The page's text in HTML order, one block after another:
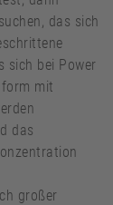
das sich
sich bei Power
mit
das
großer